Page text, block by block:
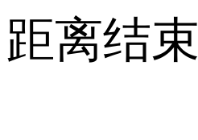
距离结束